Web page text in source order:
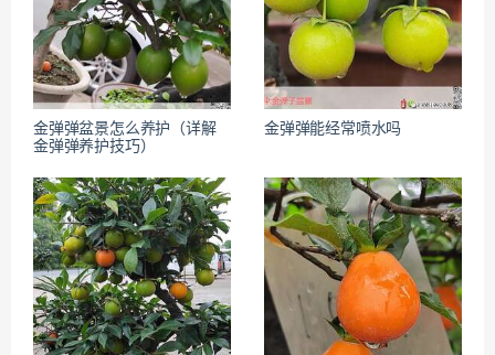
金弹弹盆景怎么养护（详解
金弹弹养护技巧）
金弹弹能经常喷水吗